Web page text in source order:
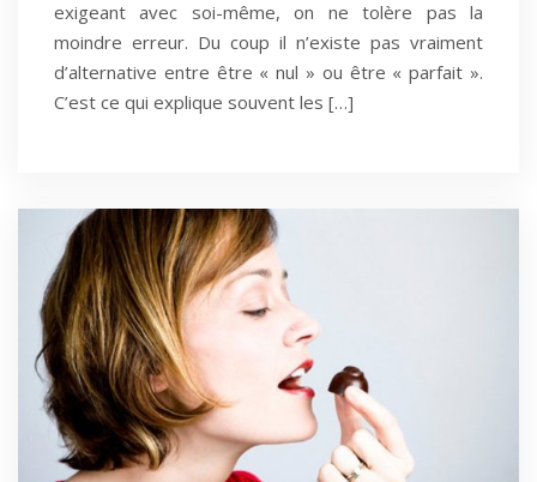
exigeant avec soi-même, on ne tolère pas la
moindre erreur. Du coup il n’existe pas vraiment
d’alternative entre être « nul » ou être « parfait ».
C’est ce qui explique souvent les […]